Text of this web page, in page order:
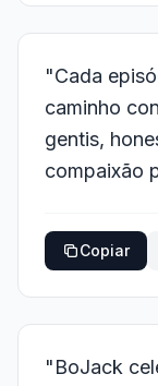
"Cada
caminho
gentis,
compaixão
Copiar
"BoJack